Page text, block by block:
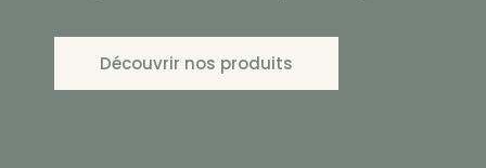
Découvrir nos produits